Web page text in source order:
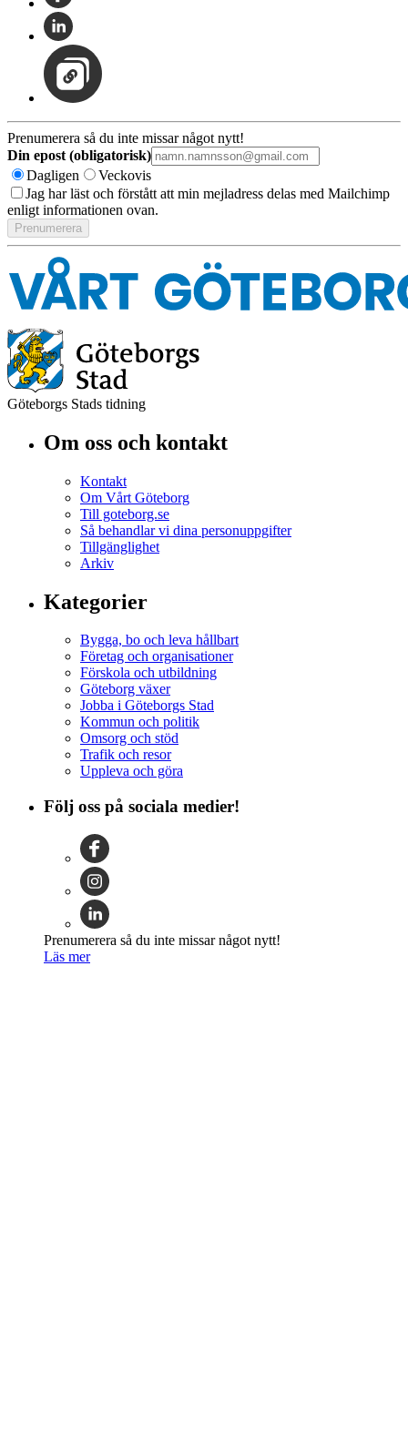
Prenumerera så du inte missar något nytt!
Din epost (obligatorisk)
Dagligen
Veckovis
Jag har läst och förstått att min mejladress delas med Mailchimp
enligt informationen ovan.
Göteborgs Stads tidning
Om oss och kontakt
Kontakt
Om Vårt Göteborg
Till goteborg.se
Så behandlar vi dina personuppgifter
Tillgänglighet
Arkiv
Kategorier
Bygga, bo och leva hållbart
Företag och organisationer
Förskola och utbildning
Göteborg växer
Jobba i Göteborgs Stad
Kommun och politik
Omsorg och stöd
Trafik och resor
Uppleva och göra
Följ oss på sociala medier!
Prenumerera så du inte missar något nytt!
Läs mer